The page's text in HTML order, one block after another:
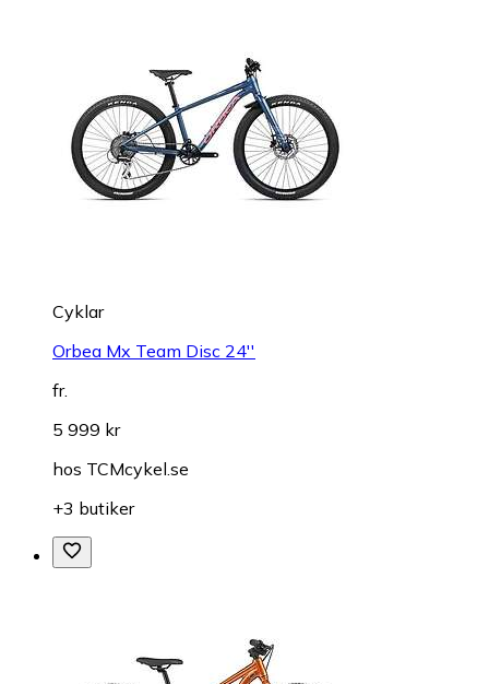
Cyklar
Orbea Mx Team Disc 24''
fr.
5 999 kr
hos TCMcykel.se
+3 butiker